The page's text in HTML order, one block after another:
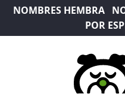
NOMBRES HEMBRA
POR